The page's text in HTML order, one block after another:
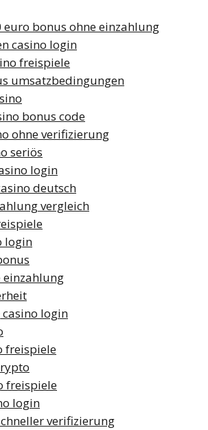
euro bonus ohne einzahlung
casino login
freispiele
umsatzbedingungen
bonus code
ohne verifizierung
seriös
login
deutsch
vergleich
login
einzahlung
login
freispiele
freispiele
login
verifizierung